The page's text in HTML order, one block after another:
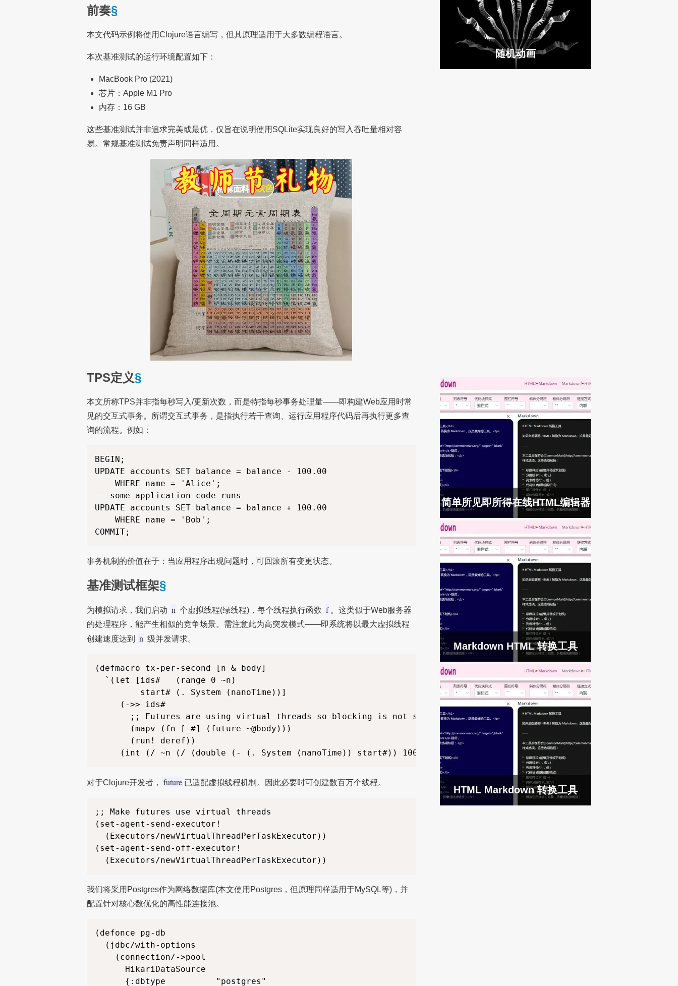
前奏§
本文代码示例将使用Clojure语言编写，但其原理适用于大多数编程语言。
本次基准测试的运行环境配置如下：
MacBook Pro (2021)
芯片：Apple M1 Pro
内存：16 GB
这些基准测试并非追求完美或最优，仅旨在说明使用SQLite实现良好的写入吞吐量相对容
易。常规基准测试免责声明同样适用。
TPS定义§
本文所称TPS并非指每秒写入/更新次数，而是特指每秒事务处理量——即构建Web应用时常
见的交互式事务。所谓交互式事务，是指执行若干查询、运行应用程序代码后再执行更多查
询的流程。例如：
BEGIN;
UPDATE accounts SET balance = balance - 100.00
    WHERE name = 'Alice';
-- some application code runs
UPDATE accounts SET balance = balance + 100.00
    WHERE name = 'Bob';
事务机制的价值在于：当应用程序出现问题时，可回滚所有变更状态。
基准测试框架§
为模拟请求，我们启动 n 个虚拟线程(绿线程)，每个线程执行函数 f 。这类似于Web服务器
的处理程序，能产生相似的竞争场景。需注意此为高突发模式——即系统将以最大虚拟线程
创建速度达到
n 级并发请求。
(defmacro tx-per-second [n & body]
  `(let [ids#   (range 0 ~n)
         start# (. System (nanoTime))]
     (->> ids#
       ;; Futures are using virtual threads so blocking is not slow
       (mapv (fn [_#] (future ~@body)))
       (run! deref))
对于Clojure开发者， future 已适配虚拟线程机制。因此必要时可创建数百万个线程。
;; Make futures use virtual threads
(set-agent-send-executor!
  (Executors/newVirtualThreadPerTaskExecutor))
(set-agent-send-off-executor!
我们将采用Postgres作为网络数据库(本文使用Postgres，但原理同样适用于MySQL等)，并
配置针对核心数优化的高性能连接池。
(defonce pg-db
  (jdbc/with-options
    (connection/->pool
      HikariDataSource
      {:dbtype          "postgres"
随机动画
简单所见即所得在线HTML编辑器
Markdown HTML 转换工具
HTML Markdown 转换工具